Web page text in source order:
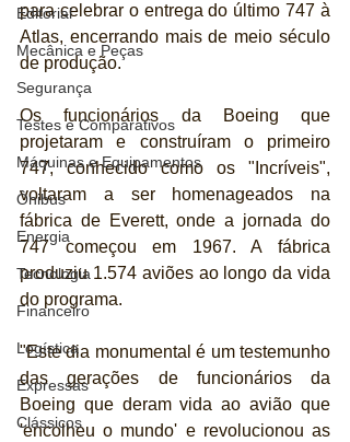
Editorial
Mecânica e Peças
Segurança
Testes e Comparativos
Máquinas e Equipamentos
Ônibus
Energia
Tecnologia
Financeiro
Logística
Expressas
Clássicos
para celebrar o entrega do último 747 à
Atlas, encerrando mais de meio século
de produção.
Os funcionários da Boeing que
projetaram e construíram o primeiro
747, conhecido como os "Incríveis",
voltaram a ser homenageados na
fábrica de Everett, onde a jornada do
747 começou em 1967. A fábrica
produziu 1.574 aviões ao longo da vida
do programa.
"Este dia monumental é um testemunho
das gerações de funcionários da
Boeing que deram vida ao avião que
'encolheu o mundo' e revolucionou as